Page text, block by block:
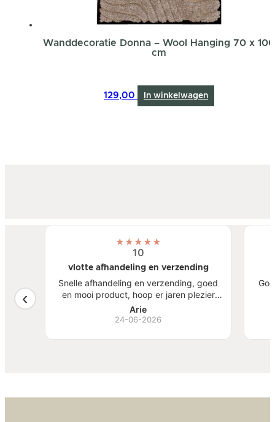
Wanddecoratie Donna – Wool Hanging 70 x 100
cm
129,00 In winkelwagen
mooi
★★★★★
10
vlotte afhandeling en verzending
Snelle afhandeling en verzending, goed
en mooi product, hoop er jaren plezier
van te hebben.
Arie
24-06-2026